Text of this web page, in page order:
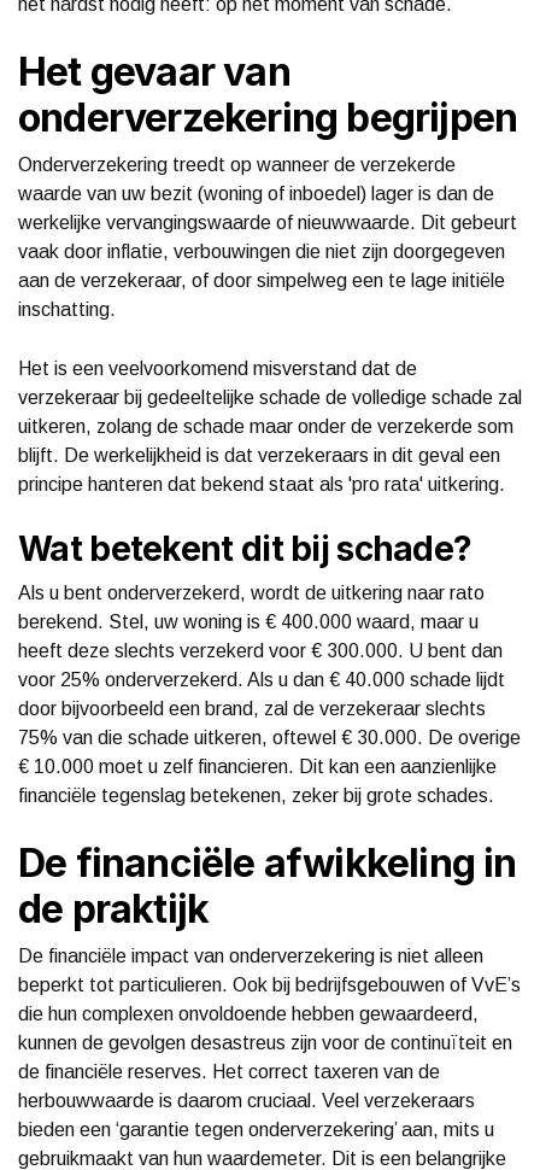
Het gevaar van
onderverzekering begrijpen
Onderverzekering treedt op wanneer de verzekerde
waarde van uw bezit (woning of inboedel) lager is dan de
werkelijke vervangingswaarde of nieuwwaarde. Dit gebeurt
vaak door inflatie, verbouwingen die niet zijn doorgegeven
aan de verzekeraar, of door simpelweg een te lage initiële
inschatting.
Het is een veelvoorkomend misverstand dat de
verzekeraar bij gedeeltelijke schade de volledige schade zal
uitkeren, zolang de schade maar onder de verzekerde som
blijft. De werkelijkheid is dat verzekeraars in dit geval een
principe hanteren dat bekend staat als 'pro rata' uitkering.
Wat betekent dit bij schade?
Als u bent onderverzekerd, wordt de uitkering naar rato
berekend. Stel, uw woning is € 400.000 waard, maar u
heeft deze slechts verzekerd voor € 300.000. U bent dan
voor 25% onderverzekerd. Als u dan € 40.000 schade lijdt
door bijvoorbeeld een brand, zal de verzekeraar slechts
75% van die schade uitkeren, oftewel € 30.000. De overige
€ 10.000 moet u zelf financieren. Dit kan een aanzienlijke
financiële tegenslag betekenen, zeker bij grote schades.
De financiële afwikkeling in
de praktijk
De financiële impact van onderverzekering is niet alleen
beperkt tot particulieren. Ook bij bedrijfsgebouwen of VvE’s
die hun complexen onvoldoende hebben gewaardeerd,
kunnen de gevolgen desastreus zijn voor de continuïteit en
de financiële reserves. Het correct taxeren van de
herbouwwaarde is daarom cruciaal. Veel verzekeraars
bieden een ‘garantie tegen onderverzekering’ aan, mits u
gebruikmaakt van hun waardemeter. Dit is een belangrijke